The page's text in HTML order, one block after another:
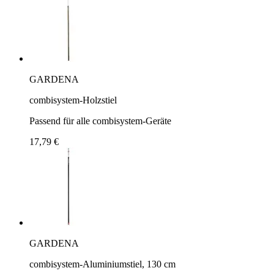
GARDENA
combisystem-Holzstiel
Passend für alle combisystem-Geräte
17,79 €
GARDENA
combisystem-Aluminiumstiel, 130 cm